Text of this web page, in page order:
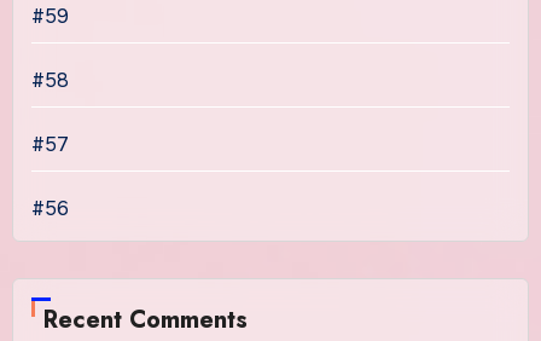
#59
#58
#57
#56
Recent Comments